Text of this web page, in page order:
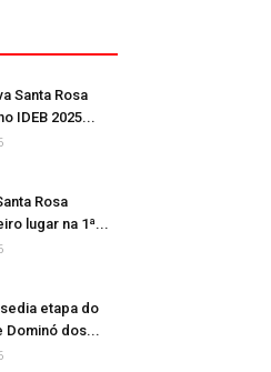
Santa Rosa
IDEB 2025...
Rosa
lugar na 1ª...
etapa do
Dominó dos...